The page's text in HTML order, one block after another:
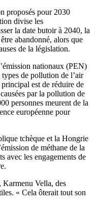
proposés pour 2030
divise les
la date butoir à 2040, la
abandonné, alors que
de la législation.
nationaux (PEN)
de pollution de l’air
est de réduire de
par la pollution de
personnes meurent de la
européenne pour
tchèque et la Hongrie
de méthane de la
avec les engagements de
Karmenu Vella, des
« Cela ôterait tout son